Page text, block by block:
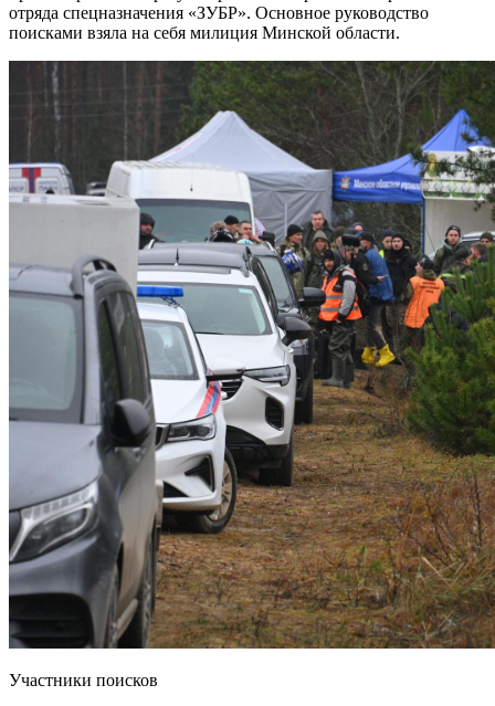
отряда спецназначения «ЗУБР». Основное руководство
поисками взяла на себя милиция Минской области.
Участники поисков